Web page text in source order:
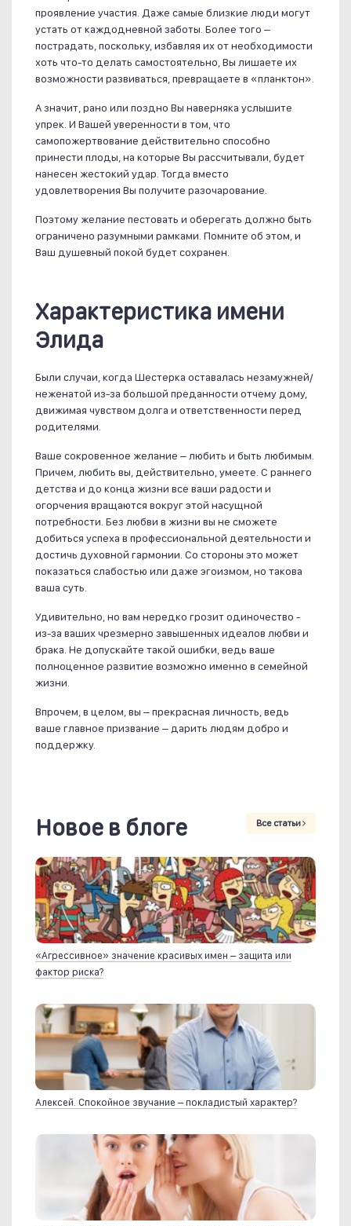
проявление участия. Даже самые близкие люди могут
устать от каждодневной заботы. Более того –
пострадать, поскольку, избавляя их от необходимости
хоть что-то делать самостоятельно, Вы лишаете их
возможности развиваться, превращаете в «планктон».
А значит, рано или поздно Вы наверняка услышите
упрек. И Вашей уверенности в том, что
самопожертвование действительно способно
принести плоды, на которые Вы рассчитывали, будет
нанесен жестокий удар. Тогда вместо
удовлетворения Вы получите разочарование.
Поэтому желание пестовать и оберегать должно быть
ограничено разумными рамками. Помните об этом, и
Ваш душевный покой будет сохранен.
Характеристика имени
Элида
Были случаи, когда Шестерка оставалась незамужней/
неженатой из-за большой преданности отчему дому,
движимая чувством долга и ответственности перед
родителями.
Ваше сокровенное желание – любить и быть любимым.
Причем, любить вы, действительно, умеете. С раннего
детства и до конца жизни все ваши радости и
огорчения вращаются вокруг этой насущной
потребности. Без любви в жизни вы не сможете
добиться успеха в профессиональной деятельности и
достичь духовной гармонии. Со стороны это может
показаться слабостью или даже эгоизмом, но такова
ваша суть.
Удивительно, но вам нередко грозит одиночество -
из-за ваших чрезмерно завышенных идеалов любви и
брака. Не допускайте такой ошибки, ведь ваше
полноценное развитие возможно именно в семейной
жизни.
Впрочем, в целом, вы – прекрасная личность, ведь
ваше главное призвание – дарить людям добро и
поддержку.
Новое в блоге Все статьи
«Агрессивное» значение красивых имен – защита или
фактор риска?
Алексей. Спокойное звучание – покладистый характер?